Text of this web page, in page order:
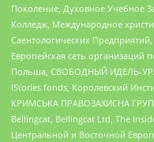
Поколение, Духовное Учебное
Колледж, Международное
Саентологических
Европейская сеть
Польша, СВОБОДНЫЙ ИДЕЛЬ-
IStories fonds, Королевский
КРИМСЬКА ПРАВОЗАХИСНА
Bellingcat, Bellingcat Ltd, The
Центральной и Восточной